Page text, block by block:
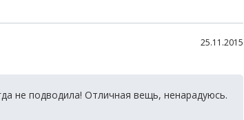
25.11.2015
не подводила! Отличная вещь, ненарадуюсь.